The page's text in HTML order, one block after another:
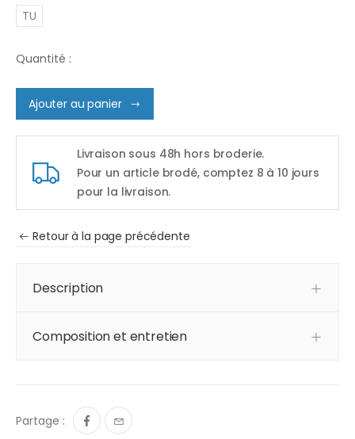
TU
Quantité :
Ajouter au panier
Livraison sous 48h hors broderie.
Pour un article brodé, comptez 8 à 10 jours
pour la livraison.
Retour à la page précédente
Description
Composition et entretien
Partage :